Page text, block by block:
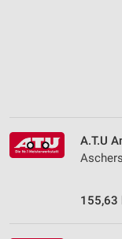
A.T.U
155,63